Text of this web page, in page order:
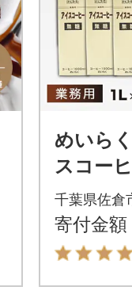
めいら
スコー
6本
千葉県佐倉
寄付金額